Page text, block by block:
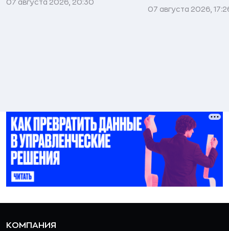
07 августа 2026, 20:30
07 августа 2026,
КОМПАНИЯ